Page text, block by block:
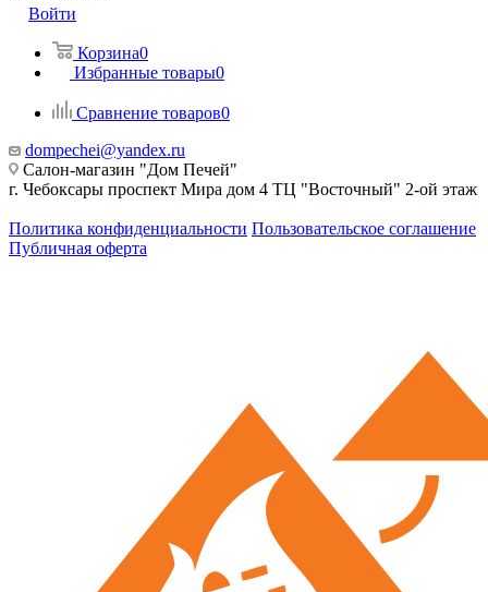
Войти
Корзина0
Избранные товары0
Сравнение товаров0
dompechei@yandex.ru
Салон-магазин "Дом Печей"
г. Чебоксары проспект Мира дом 4 ТЦ "Восточный" 2-ой этаж
Политика конфиденциальности Пользовательское соглашение
Публичная оферта